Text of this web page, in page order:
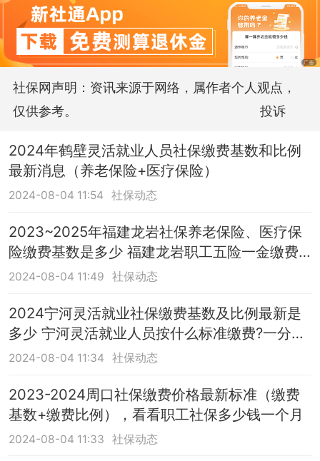
社保网声明：资讯来源于网络，属作者个人观点，
仅供参考。
投诉
2024年鹤壁灵活就业人员社保缴费基数和比例
最新消息（养老保险+医疗保险）
2024-08-04 11:54 社保动态
2023~2025年福建龙岩社保养老保险、医疗保
险缴费基数是多少 福建龙岩职工五险一金缴费
标准最新如下
2024-08-04 11:49 社保动态
2024宁河灵活就业社保缴费基数及比例最新是
多少 宁河灵活就业人员按什么标准缴费?一分钟
看懂
2024-08-04 11:34 社保动态
2023-2024周口社保缴费价格最新标准（缴费
基数+缴费比例），看看职工社保多少钱一个月
2024-08-04 11:33 社保动态